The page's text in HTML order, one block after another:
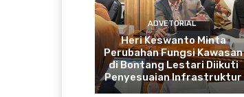
ADVETORIAL
Heri Keswanto Minta
Perubahan Fungsi Kawasan
di Bontang Lestari Diikuti
Penyesuaian Infrastruktur